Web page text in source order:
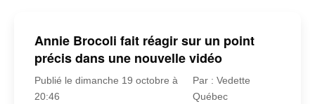
Annie Brocoli fait réagir sur un point
précis dans une nouvelle vidéo
Publié le dimanche 19 octobre à
20:46
Par : Vedette
Québec